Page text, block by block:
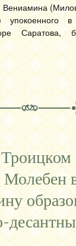
в
Саратова,